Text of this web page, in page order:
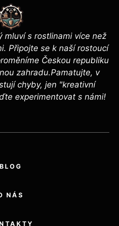
mluví s rostlinami více než
Připojte se k naší rostoucí
Českou republiku
zahradu.Pamatujte, v
chyby, jen "kreativní
experimentovat s námi!
BLOG
NÁS